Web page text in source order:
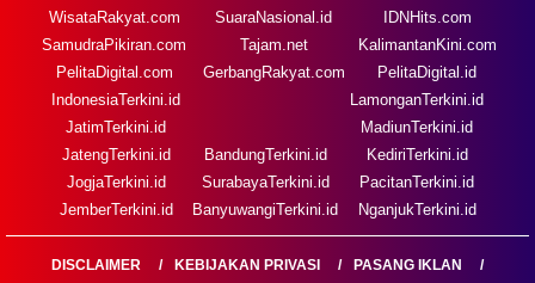
WisataRakyat.com
SamudraPikiran.com
PelitaDigital.com
SuaraNasional.id
Tajam.net
GerbangRakyat.com
IDNHits.com
KalimantanKini.com
PelitaDigital.id
IndonesiaTerkini.id
JatimTerkini.id
JatengTerkini.id
JogjaTerkini.id
JemberTerkini.id
BandungTerkini.id
SurabayaTerkini.id
BanyuwangiTerkini.id
LamonganTerkini.id
MadiunTerkini.id
KediriTerkini.id
PacitanTerkini.id
NganjukTerkini.id
DISCLAIMER KEBIJAKAN PRIVASI
PASANG IKLAN